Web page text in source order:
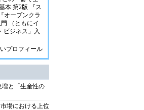
本 第2版
『ス
『オープンクラ
（ともにイ
ビジネス」入
プロフィール
と「生産性の
場における上位